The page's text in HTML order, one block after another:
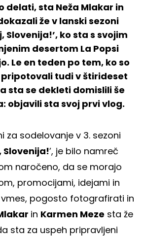
delati, sta Neža Mlakar in
že v lanski sezoni
Slovenija!’, ko sta s svojim
desertom La Popsi
Le en teden po tem, ko so
tudi v štirideset
sta se dekleti domislili še
objavili sta svoj prvi vlog.
za sodelovanje v 3. sezoni
Slovenija!’, je bilo namreč
naročeno, da se morajo
promocijami, idejami in
pogosto fotografirati in
in Karmen Meze sta že
sta za uspeh pripravljeni